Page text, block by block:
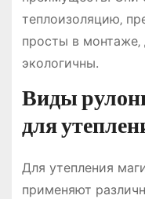
теплоизоляцию‚
просты в
экологичны.
Виды
для
Для утепления
применяют